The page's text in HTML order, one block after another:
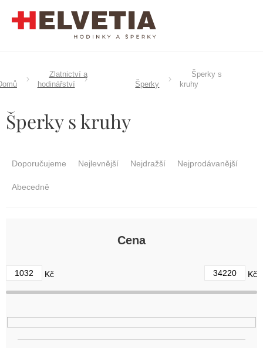
Zlatnictví a
hodinářství
Šperky
Šperky s
kruhy
Šperky s kruhy
d
u
k
ů
Doporučujeme Nejlevnější Nejdražší Nejprodávanější
Abecedně
Cena
1032 Kč 34220 Kč